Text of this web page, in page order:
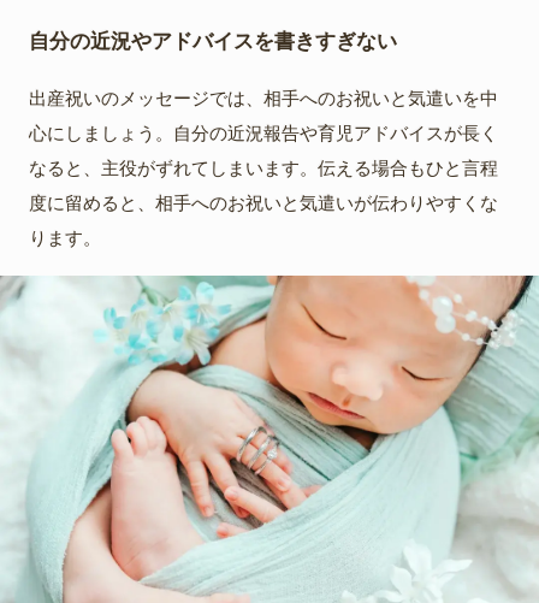
自分の近況やアドバイスを書きすぎない
出産祝いのメッセージでは、相手へのお祝いと気遣いを中
心にしましょう。自分の近況報告や育児アドバイスが長く
なると、主役がずれてしまいます。伝える場合もひと言程
度に留めると、相手へのお祝いと気遣いが伝わりやすくな
ります。